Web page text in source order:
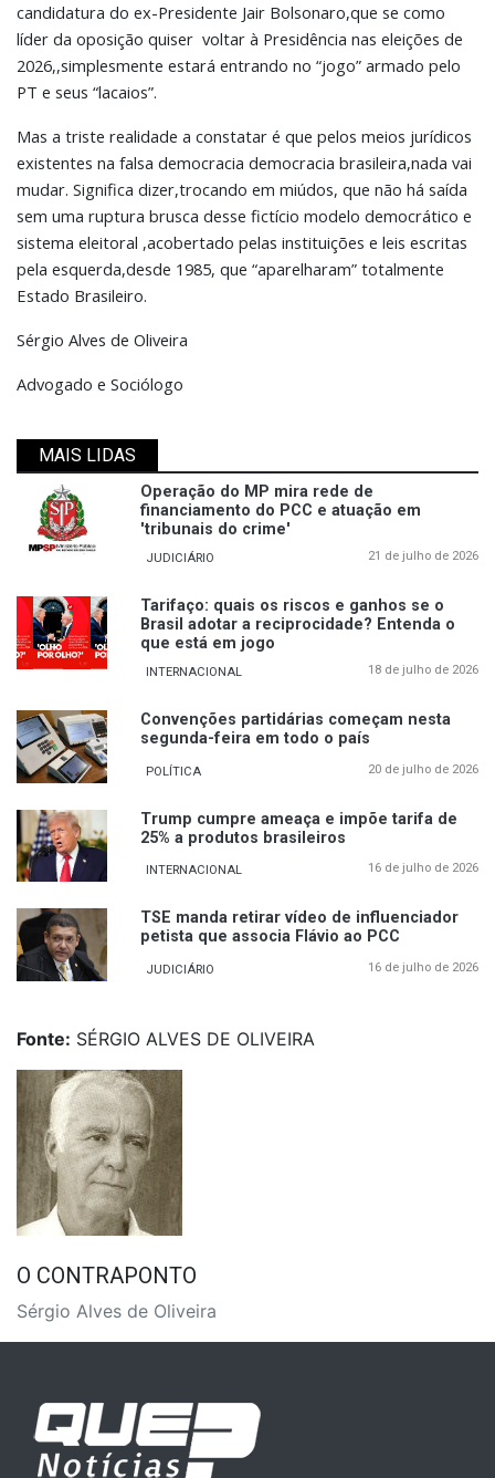
candidatura do ex-Presidente Jair Bolsonaro,que se como
líder da oposição quiser voltar à Presidência nas eleições de
2026,,simplesmente estará entrando no “jogo” armado pelo
PT e seus “lacaios”.
Mas a triste realidade a constatar é que pelos meios jurídicos
existentes na falsa democracia democracia brasileira,nada vai
mudar. Significa dizer,trocando em miúdos, que não há saída
sem uma ruptura brusca desse fictício modelo democrático e
sistema eleitoral ,acobertado pelas instituições e leis escritas
pela esquerda,desde 1985, que “aparelharam” totalmente
Estado Brasileiro.
Sérgio Alves de Oliveira
Advogado e Sociólogo
MAIS LIDAS
Operação do MP mira rede de
financiamento do PCC e atuação em
'tribunais do crime'
JUDICIÁRIO 21 de julho de 2026
Tarifaço: quais os riscos e ganhos se o
Brasil adotar a reciprocidade? Entenda o
que está em jogo
INTERNACIONAL 18 de julho de 2026
Convenções partidárias começam nesta
segunda-feira em todo o país
POLÍTICA 20 de julho de 2026
Trump cumpre ameaça e impõe tarifa de
25% a produtos brasileiros
INTERNACIONAL 16 de julho de 2026
TSE manda retirar vídeo de influenciador
petista que associa Flávio ao PCC
JUDICIÁRIO 16 de julho de 2026
Fonte: SÉRGIO ALVES DE OLIVEIRA
O CONTRAPONTO
Sérgio Alves de Oliveira